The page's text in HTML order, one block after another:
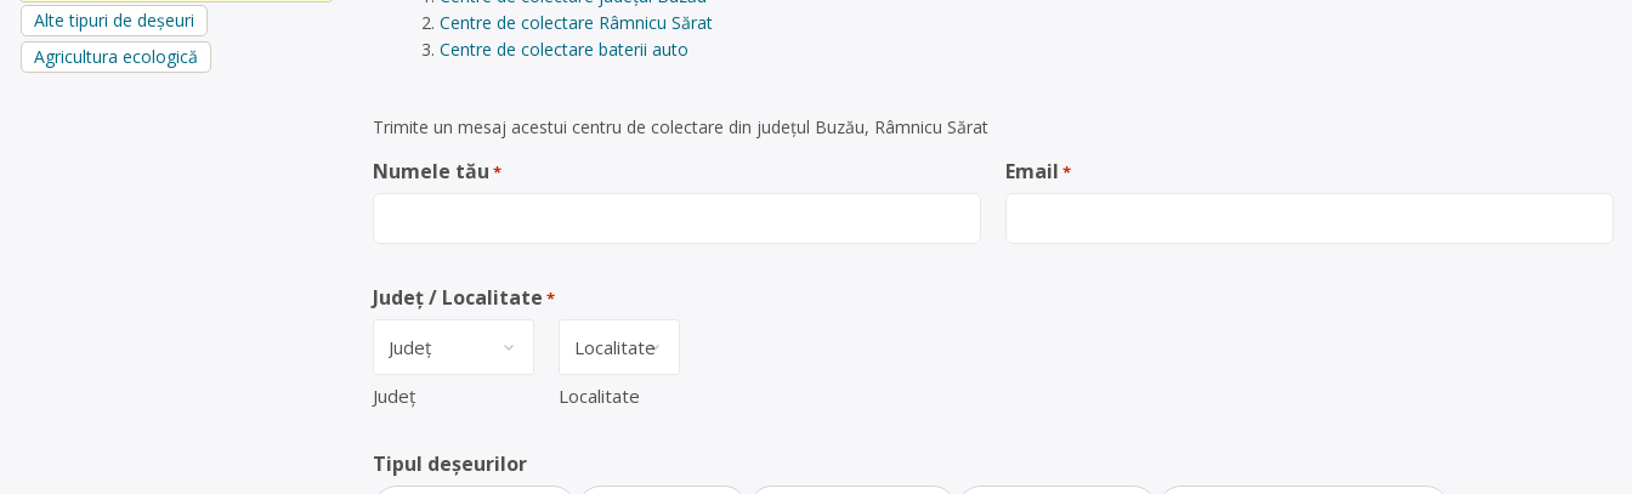
Alte tipuri de deșeuri
Agricultura ecologică
Centre de colectare Râmnicu Sărat
Centre de colectare baterii auto
Trimite un mesaj acestui centru de colectare din județul Buzău, Râmnicu Sărat
Numele tău * Email *
Județ / Localitate *
Județ Localitate
Tipul deșeurilor